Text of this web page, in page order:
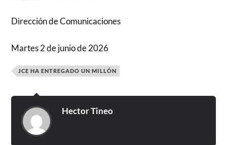
Dirección de Comunicaciones
Martes 2 de junio de 2026
JCE HA ENTREGADO UN MILLÓN
Hector Tineo